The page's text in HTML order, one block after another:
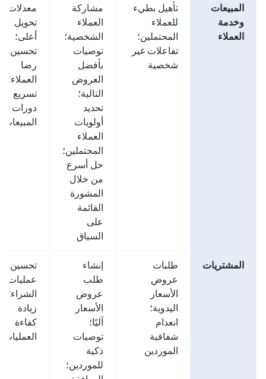
المبيعات
وخدمة
العملاء
تأهيل بطيء
للعملاء
المحتملين؛
تفاعلات غير
شخصية
مشاركة
العملاء
الشخصية؛
توصيات
بأفضل
العروض
التالية؛
تحديد
أولويات
العملاء
المحتملين؛
حل أسرع
من خلال
المشورة
القائمة
على
السياق
معدلات
تحويل
أعلى؛
تحسين
رضا
العملاء؛
تسريع
دورات
المبيعات
المشتريات
طلبات
عروض
الأسعار
اليدوية؛
انعدام
شفافية
الموردين
إنشاء
طلب
عروض
الأسعار
آليًا؛
توصيات
ذكية
للموردين؛
تحسين
عمليات
الشراء؛
زيادة
كفاءة
العمليات.